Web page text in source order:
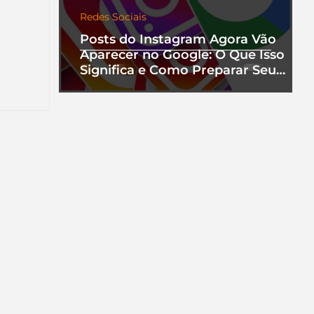
Posts do Instagram Agora Vão
Aparecer no Google: O Que Isso
Significa e Como Preparar Seu
Perfil
Redes Sociais